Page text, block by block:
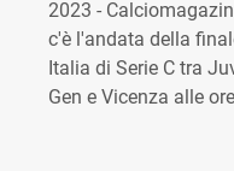
2023 -
c'è l'andata della
Italia di Serie C tra
Gen e Vicenza alle